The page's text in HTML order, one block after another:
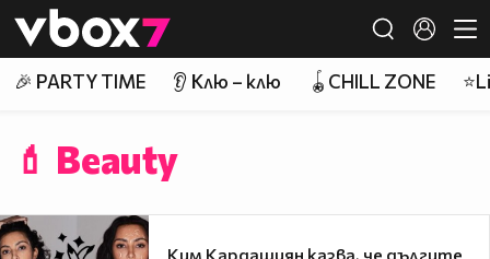
👾
🎉 PARTY TIME 👂 Клю – клю 🪀CHILL ZONE
💄 Beauty
Ким Кардашиян казва, че дългите